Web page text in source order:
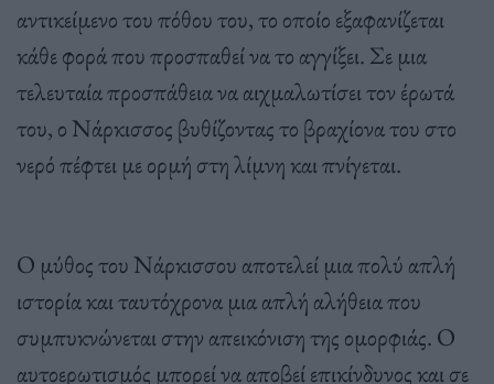
αντικείμενο του πόθου του, το οποίο εξαφανίζεται
κάθε φορά που προσπαθεί να το αγγίξει. Σε μια
τελευταία προσπάθεια να αιχμαλωτίσει τον έρωτά
του, ο Νάρκισσος βυθίζοντας το βραχίονα του στο
νερό πέφτει με ορμή στη λίμνη και πνίγεται.
Ο μύθος του Νάρκισσου αποτελεί μια πολύ απλή
ιστορία και ταυτόχρονα μια απλή αλήθεια που
συμπυκνώνεται στην απεικόνιση της ομορφιάς. Ο
αυτοερωτισμός μπορεί να αποβεί επικίνδυνος και σε